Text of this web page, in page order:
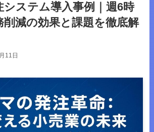
システム導入事例｜週6時
削減の効果と課題を徹底解
11日